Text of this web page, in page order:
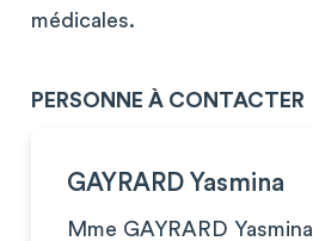
médicales.
PERSONNE À CONTACTER
GAYRARD Yasmina
Mme GAYRARD Yasmina